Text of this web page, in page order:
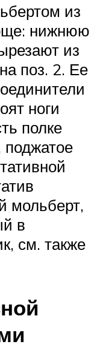
из
нижнюю
из
поз. 2. Ее
ноги
полке
поджатое
мольберт,
в
см. также